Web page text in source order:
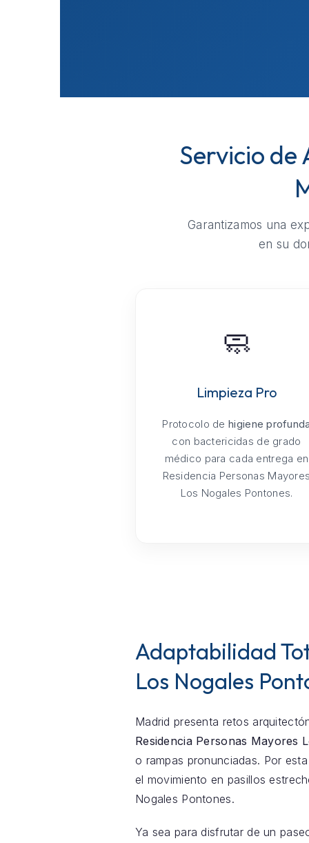
Servicio de
Garantizamos una
en su
🧼
Limpieza Pro
Protocolo dehigiene
con bactericidas de grado
médico para cada entrega en
Residencia Personas
Los Nogales Pontones.
Adaptabilidad
Los Nogales
Madrid presenta retos
Residencia Personas Mayores
o rampas pronunciadas. Por
el movimiento en pasillos
Nogales Pontones.
Ya sea para disfrutar de un